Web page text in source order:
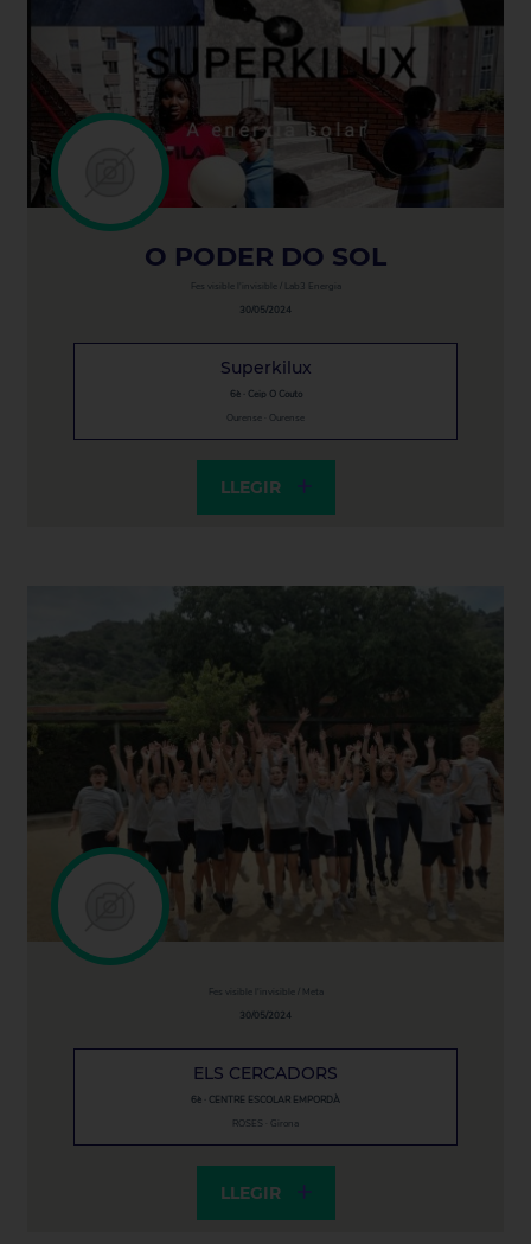
O PODER DO SOL
Fes visible l'invisible / Lab3 Energia
30/05/2024
Superkilux
6è · Ceip O Couto
Ourense · Ourense
LLEGIR
Fes visible l'invisible / Meta
30/05/2024
ELS CERCADORS
6è · CENTRE ESCOLAR EMPORDÀ
ROSES · Girona
LLEGIR